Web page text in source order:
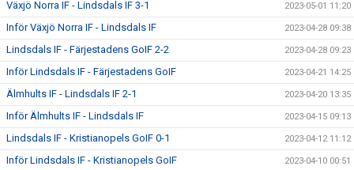
Växjö Norra IF - Lindsdals IF 3-1 2023-05-01 11:20
Inför Växjö Norra IF - Lindsdals IF 2023-04-28 09:38
Lindsdals IF - Färjestadens GoIF 2-2 2023-04-28 09:23
Inför Lindsdals IF - Färjestadens GoIF 2023-04-21 14:25
Älmhults IF - Lindsdals IF 2-1 2023-04-20 13:35
Inför Älmhults IF - Lindsdals IF 2023-04-15 09:13
Lindsdals IF - Kristianopels GoIF 0-1 2023-04-12 11:12
Inför Lindsdals IF - Kristianopels GoIF 2023-04-10 00:51